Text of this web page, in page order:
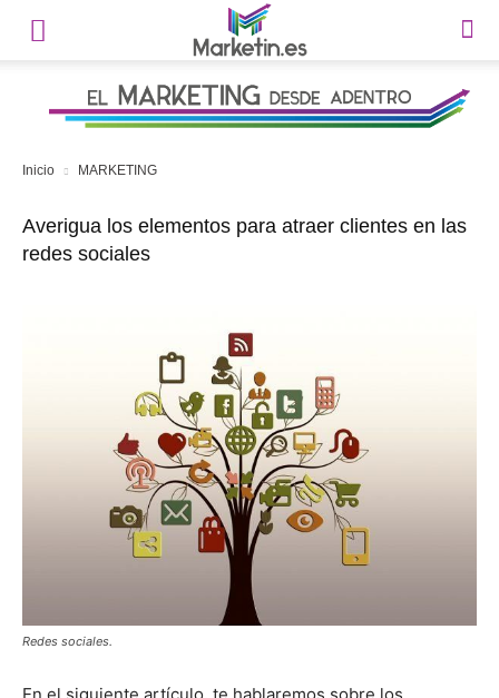
Inicio MARKETING
Averigua los elementos para atraer clientes en las
redes sociales
Redes sociales.